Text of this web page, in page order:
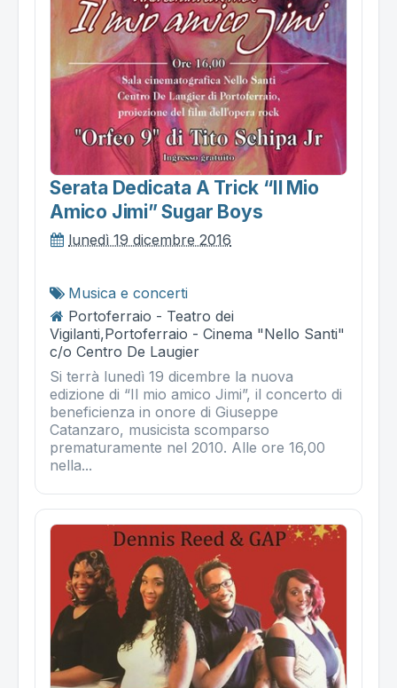
Serata Dedicata A Trick “il Mio
Amico Jimi” Sugar Boys
lunedì 19 dicembre 2016
Musica e concerti
Portoferraio - Teatro dei
Vigilanti,Portoferraio - Cinema "Nello Santi"
c/o Centro De Laugier
Si terrà lunedì 19 dicembre la nuova
edizione di “Il mio amico Jimi”, il concerto di
beneficienza in onore di Giuseppe
Catanzaro, musicista scomparso
prematuramente nel 2010. Alle ore 16,00
nella...